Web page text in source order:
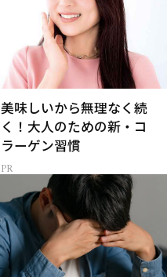
美味しいから無理なく続
く！大人のための新・コ
ラーゲン習慣